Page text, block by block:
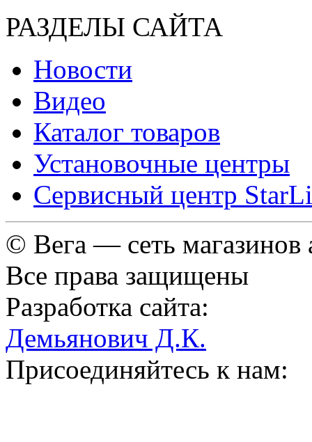
РАЗДЕЛЫ САЙТА
Новости
Видео
Каталог товаров
Установочные центры
Сервисный центр
© Вега — сеть магазинов
Все права защищены
Разработка сайта:
Демьянович Д.К.
Присоединяйтесь к нам: